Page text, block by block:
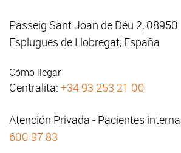
Passeig Sant Joan de Déu 2, 08950
Esplugues de Llobregat, España
Cómo llegar
Centralita: +34 93 253 21 00
Atención Privada - Pacientes
600 97 83